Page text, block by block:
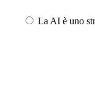
La AI è uno